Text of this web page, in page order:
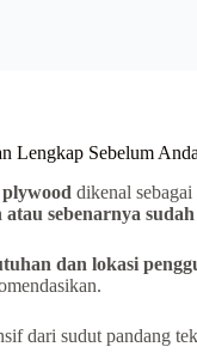
Lengkap Sebelum
dikenal
sebenarnya
dan lokasi
dari sudut pandang